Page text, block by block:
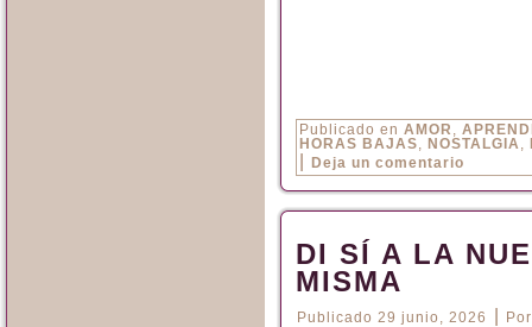
Publicado en AMOR ,
HORAS BAJAS, NOSTALGIA ,
Deja un comentario
DI SÍ A LA
MISMA
Publicado 29 junio, 2026 Por